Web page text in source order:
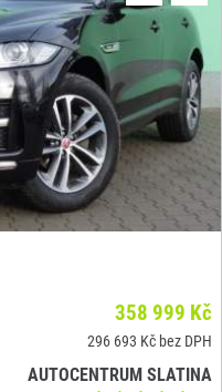
358 999 Kč
296 693 Kč bez DPH
AUTOCENTRUM SLATINA